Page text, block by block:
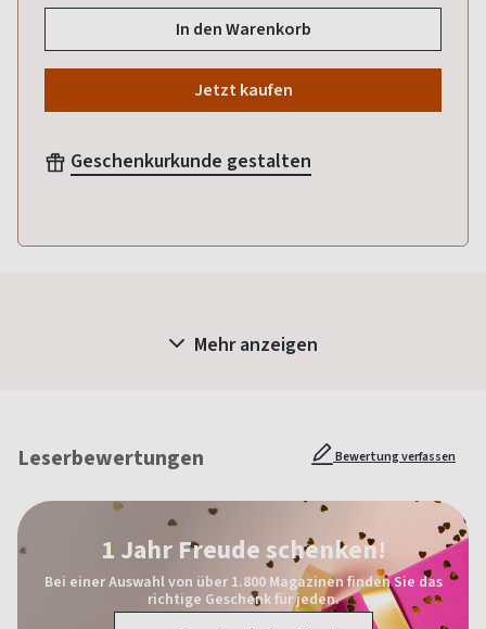
In den Warenkorb
Jetzt kaufen
Geschenkurkunde gestalten
Mehr anzeigen
Leserbewertungen Bewertung verfassen
1 Jahr Freude schenken!
Bei einer Auswahl von über 1.800 Magazinen finden Sie das
richtige Geschenk für jeden.